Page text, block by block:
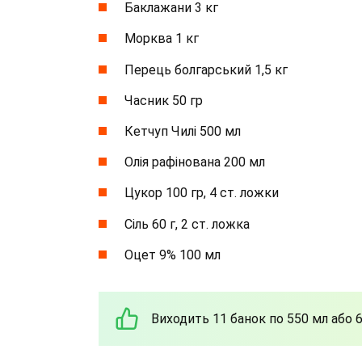
Баклажани 3 кг
Морква 1 кг
Перець болгарський 1,5 кг
Часник 50 гр
Кетчуп Чилі 500 мл
Олія рафінована 200 мл
Цукор 100 гр, 4 ст. ложки
Сіль 60 г, 2 ст. ложка
Оцет 9% 100 мл
Виходить 11 банок по 550 мл або 6